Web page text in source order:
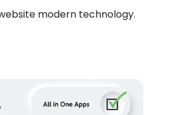
modern technology.